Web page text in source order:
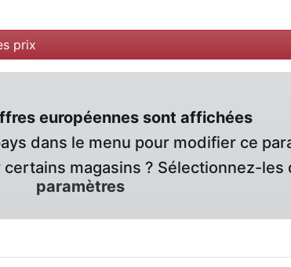
prix
européennes sont affichées
dans le menu pour modifier ce
magasins ? Sélectionnez-les
paramètres